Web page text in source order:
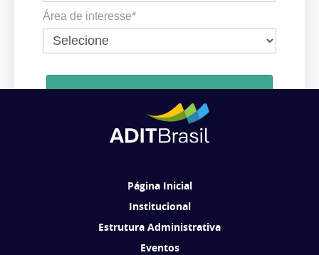
Área de interesse*
Ao se cadastrar, você concorda em receber comunicações da ADIT
Página Inicial
Institucional
Estrutura Administrativa
Eventos